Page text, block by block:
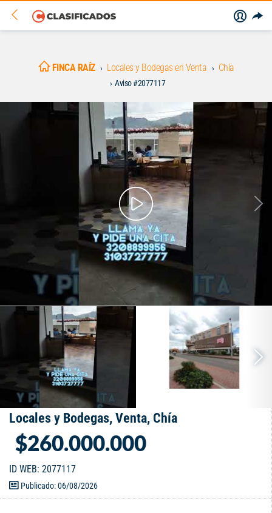
FINCA RAÍZ Locales y Bodegas en Venta Chía
Aviso #2077117
Locales y Bodegas, Venta, Chía
$260.000.000
ID WEB: 2077117
Publicado: 06/08/2026